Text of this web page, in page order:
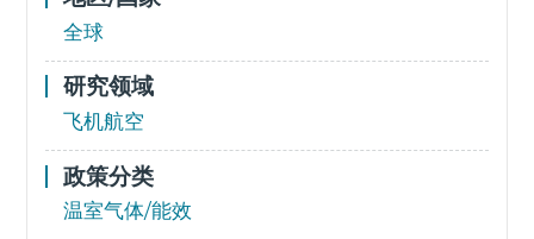
全球
研究领域
飞机航空
政策分类
温室气体/能效